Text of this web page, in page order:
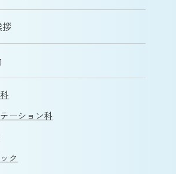
ーション科
ク